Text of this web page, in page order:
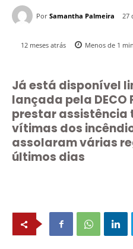
Por Samantha Palmeira 27
12 meses atrás Menos de 1
Já está disponível
lançada pela
prestar assistência
vítimas dos
assolaram várias
últimos dias